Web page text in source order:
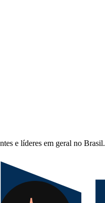
e líderes em geral no Brasil.